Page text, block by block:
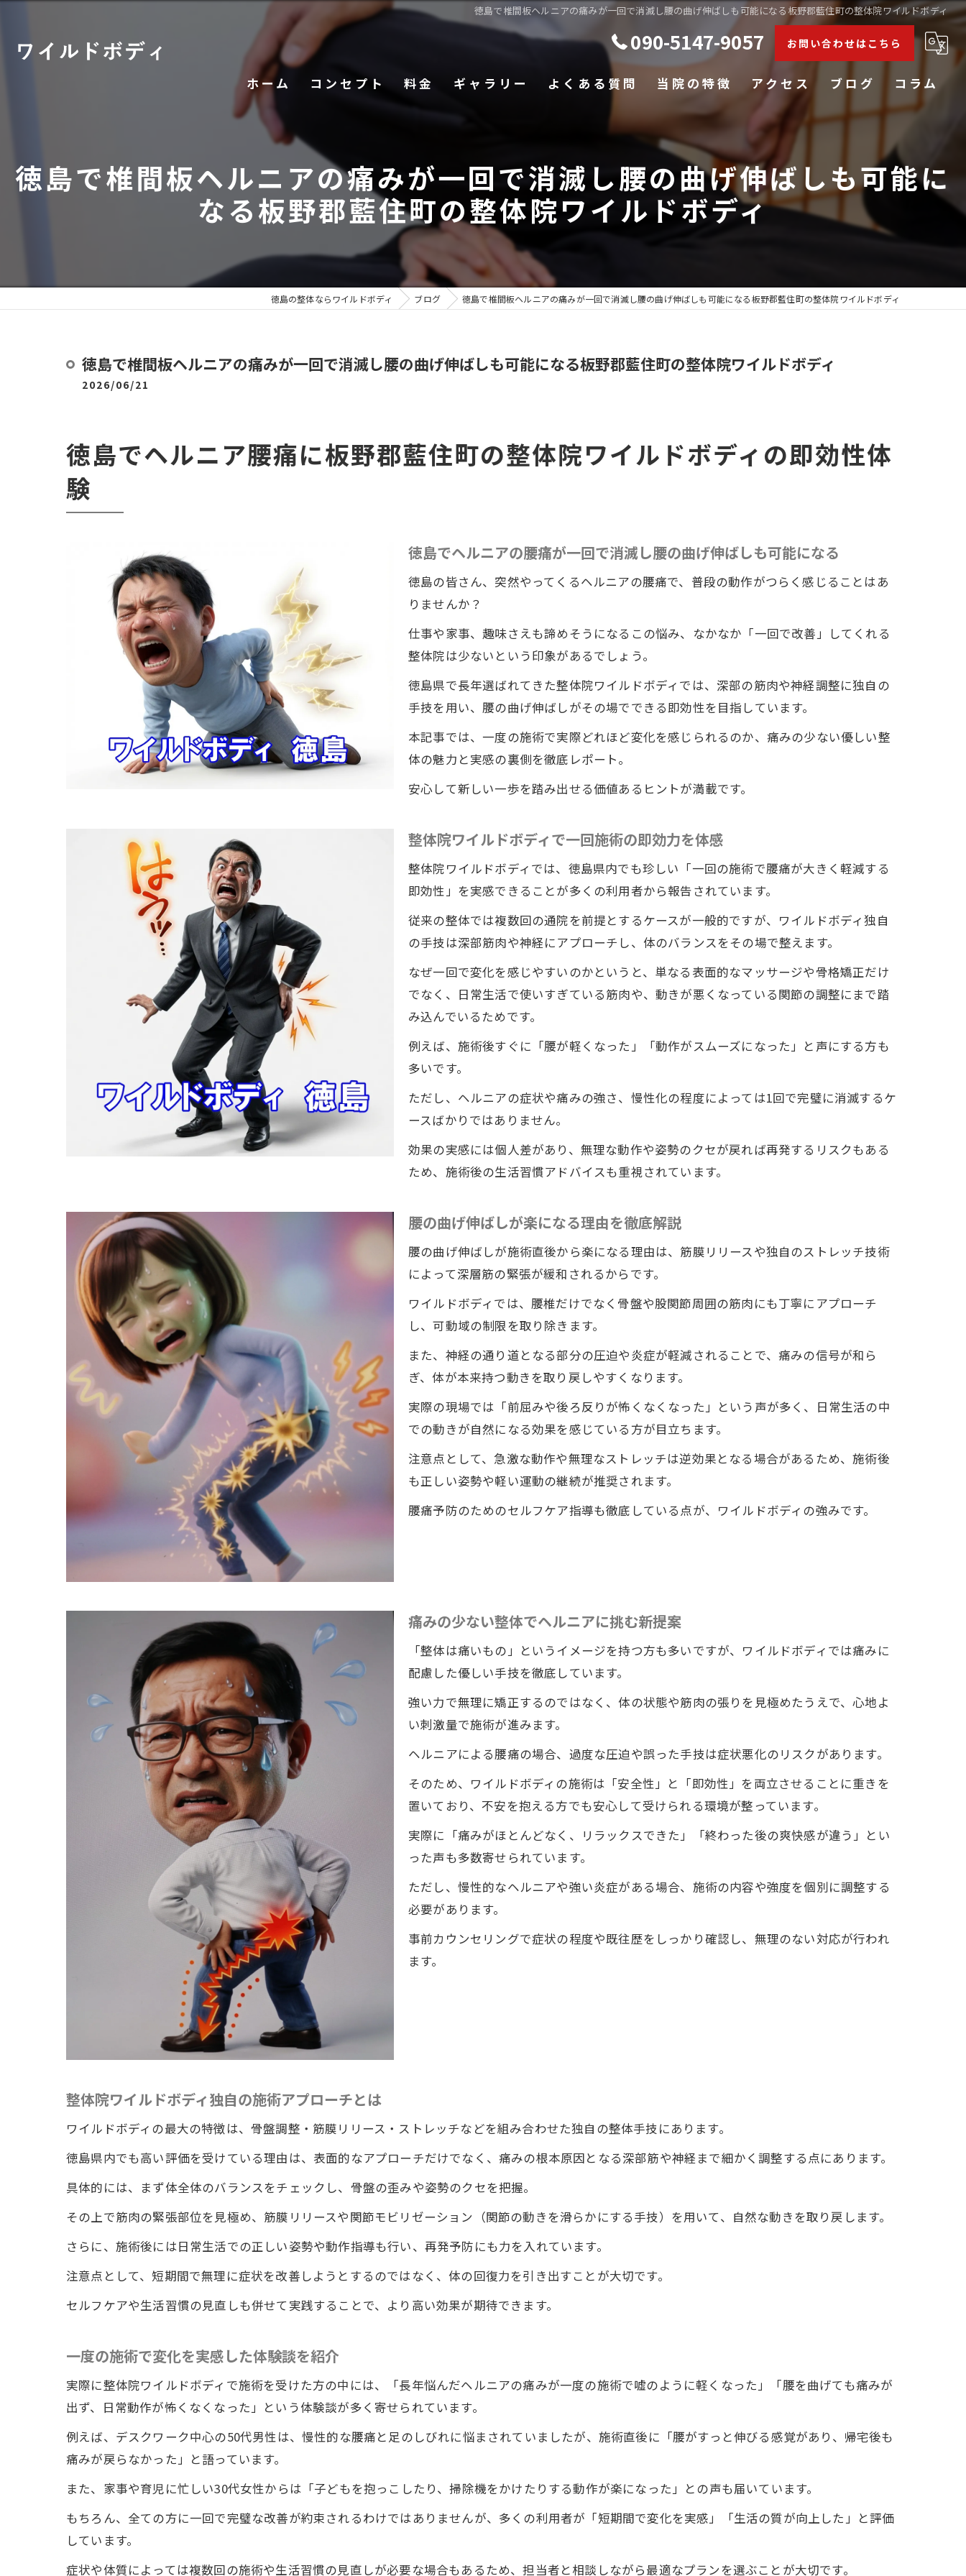
徳島で椎間板ヘルニアの痛みが一回で消滅し腰の曲げ伸ばしも可能になる板野郡藍住町の整体院ワイルドボディ
090-5147-9057 お問い合わせはこちら
ホーム コンセプト 料金 ギャラリー よくある質問 当院の特徴
腰痛
膝
アクセス ブログ コラム
徳島で椎間板ヘルニアの痛みが一回で消滅し腰の曲げ伸ばしも可能に
なる板野郡藍住町の整体院ワイルドボディ
徳島の整体ならワイルドボディ ブログ 徳島で椎間板ヘルニアの痛みが一回で消滅し腰の曲げ伸ばしも可能になる板野郡藍住町の整体院ワイルドボディ
徳島で椎間板ヘルニアの痛みが一回で消滅し腰の曲げ伸ばしも可能になる板野郡藍住町の整体院ワイルドボディ
2026/06/21
徳島でヘルニア腰痛に板野郡藍住町の整体院ワイルドボディの即効性体
験
徳島でヘルニアの腰痛が一回で消滅し腰の曲げ伸ばしも可能になる
徳島の皆さん、突然やってくるヘルニアの腰痛で、普段の動作がつらく感じることはあ
りませんか？
仕事や家事、趣味さえも諦めそうになるこの悩み、なかなか「一回で改善」してくれる
整体院は少ないという印象があるでしょう。
徳島県で長年選ばれてきた整体院ワイルドボディでは、深部の筋肉や神経調整に独自の
手技を用い、腰の曲げ伸ばしがその場でできる即効性を目指しています。
本記事では、一度の施術で実際どれほど変化を感じられるのか、痛みの少ない優しい整
体の魅力と実感の裏側を徹底レポート。
安心して新しい一歩を踏み出せる価値あるヒントが満載です。
整体院ワイルドボディで一回施術の即効力を体感
整体院ワイルドボディでは、徳島県内でも珍しい「一回の施術で腰痛が大きく軽減する
即効性」を実感できることが多くの利用者から報告されています。
従来の整体では複数回の通院を前提とするケースが一般的ですが、ワイルドボディ独自
の手技は深部筋肉や神経にアプローチし、体のバランスをその場で整えます。
なぜ一回で変化を感じやすいのかというと、単なる表面的なマッサージや骨格矯正だけ
でなく、日常生活で使いすぎている筋肉や、動きが悪くなっている関節の調整にまで踏
み込んでいるためです。
例えば、施術後すぐに「腰が軽くなった」「動作がスムーズになった」と声にする方も
多いです。
ただし、ヘルニアの症状や痛みの強さ、慢性化の程度によっては1回で完璧に消滅するケ
ースばかりではありません。
効果の実感には個人差があり、無理な動作や姿勢のクセが戻れば再発するリスクもある
ため、施術後の生活習慣アドバイスも重視されています。
腰の曲げ伸ばしが楽になる理由を徹底解説
腰の曲げ伸ばしが施術直後から楽になる理由は、筋膜リリースや独自のストレッチ技術
によって深層筋の緊張が緩和されるからです。
ワイルドボディでは、腰椎だけでなく骨盤や股関節周囲の筋肉にも丁寧にアプローチ
し、可動域の制限を取り除きます。
また、神経の通り道となる部分の圧迫や炎症が軽減されることで、痛みの信号が和ら
ぎ、体が本来持つ動きを取り戻しやすくなります。
実際の現場では「前屈みや後ろ反りが怖くなくなった」という声が多く、日常生活の中
での動きが自然になる効果を感じている方が目立ちます。
注意点として、急激な動作や無理なストレッチは逆効果となる場合があるため、施術後
も正しい姿勢や軽い運動の継続が推奨されます。
腰痛予防のためのセルフケア指導も徹底している点が、ワイルドボディの強みです。
痛みの少ない整体でヘルニアに挑む新提案
「整体は痛いもの」というイメージを持つ方も多いですが、ワイルドボディでは痛みに
配慮した優しい手技を徹底しています。
強い力で無理に矯正するのではなく、体の状態や筋肉の張りを見極めたうえで、心地よ
い刺激量で施術が進みます。
ヘルニアによる腰痛の場合、過度な圧迫や誤った手技は症状悪化のリスクがあります。
そのため、ワイルドボディの施術は「安全性」と「即効性」を両立させることに重きを
置いており、不安を抱える方でも安心して受けられる環境が整っています。
実際に「痛みがほとんどなく、リラックスできた」「終わった後の爽快感が違う」とい
った声も多数寄せられています。
ただし、慢性的なヘルニアや強い炎症がある場合、施術の内容や強度を個別に調整する
必要があります。
事前カウンセリングで症状の程度や既往歴をしっかり確認し、無理のない対応が行われ
ます。
整体院ワイルドボディ独自の施術アプローチとは
ワイルドボディの最大の特徴は、骨盤調整・筋膜リリース・ストレッチなどを組み合わせた独自の整体手技にあります。
徳島県内でも高い評価を受けている理由は、表面的なアプローチだけでなく、痛みの根本原因となる深部筋や神経まで細かく調整する点にあります。
具体的には、まず体全体のバランスをチェックし、骨盤の歪みや姿勢のクセを把握。
その上で筋肉の緊張部位を見極め、筋膜リリースや関節モビリゼーション（関節の動きを滑らかにする手技）を用いて、自然な動きを取り戻します。
さらに、施術後には日常生活での正しい姿勢や動作指導も行い、再発予防にも力を入れています。
注意点として、短期間で無理に症状を改善しようとするのではなく、体の回復力を引き出すことが大切です。
セルフケアや生活習慣の見直しも併せて実践することで、より高い効果が期待できます。
一度の施術で変化を実感した体験談を紹介
実際に整体院ワイルドボディで施術を受けた方の中には、「長年悩んだヘルニアの痛みが一度の施術で嘘のように軽くなった」「腰を曲げても痛みが
出ず、日常動作が怖くなくなった」という体験談が多く寄せられています。
例えば、デスクワーク中心の50代男性は、慢性的な腰痛と足のしびれに悩まされていましたが、施術直後に「腰がすっと伸びる感覚があり、帰宅後も
痛みが戻らなかった」と語っています。
また、家事や育児に忙しい30代女性からは「子どもを抱っこしたり、掃除機をかけたりする動作が楽になった」との声も届いています。
もちろん、全ての方に一回で完璧な改善が約束されるわけではありませんが、多くの利用者が「短期間で変化を実感」「生活の質が向上した」と評価
しています。
症状や体質によっては複数回の施術や生活習慣の見直しが必要な場合もあるため、担当者と相談しながら最適なプランを選ぶことが大切です。